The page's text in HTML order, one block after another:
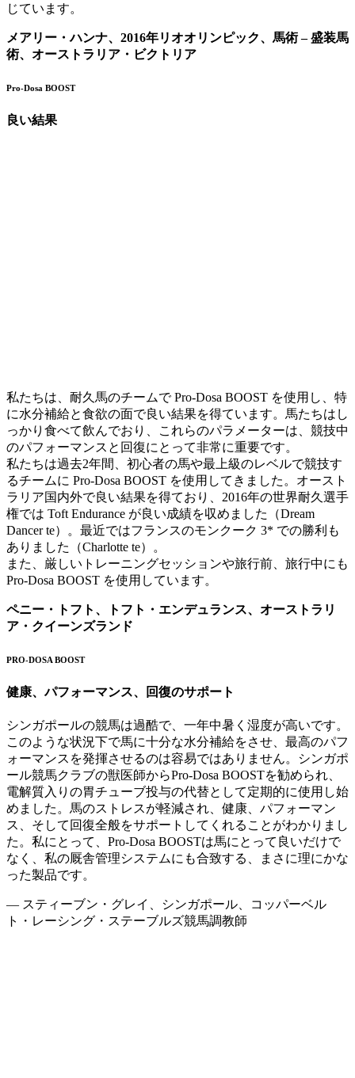
じています。
メアリー・ハンナ、2016年リオオリンピック、馬術 – 盛装馬
術、オーストラリア・ビクトリア
Pro-Dosa BOOST
良い結果
私たちは、耐久馬のチームで Pro-Dosa BOOST を使用し、特
に水分補給と食欲の面で良い結果を得ています。馬たちはし
っかり食べて飲んでおり、これらのパラメーターは、競技中
のパフォーマンスと回復にとって非常に重要です。
私たちは過去2年間、初心者の馬や最上級のレベルで競技す
るチームに Pro-Dosa BOOST を使用してきました。オースト
ラリア国内外で良い結果を得ており、2016年の世界耐久選手
権では Toft Endurance が良い成績を収めました（Dream
Dancer te）。最近ではフランスのモンクーク 3* での勝利も
ありました（Charlotte te）。
また、厳しいトレーニングセッションや旅行前、旅行中にも
Pro-Dosa BOOST を使用しています。
ペニー・トフト、トフト・エンデュランス、オーストラリ
ア・クイーンズランド
PRO-DOSA BOOST
健康、パフォーマンス、回復のサポート
シンガポールの競馬は過酷で、一年中暑く湿度が高いです。
このような状況下で馬に十分な水分補給をさせ、最高のパフ
ォーマンスを発揮させるのは容易ではありません。シンガポ
ール競馬クラブの獣医師からPro-Dosa BOOSTを勧められ、
電解質入りの胃チューブ投与の代替として定期的に使用し始
めました。馬のストレスが軽減され、健康、パフォーマン
ス、そして回復全般をサポートしてくれることがわかりまし
た。私にとって、Pro-Dosa BOOSTは馬にとって良いだけで
なく、私の厩舎管理システムにも合致する、まさに理にかな
った製品です。
— スティーブン・グレイ、シンガポール、コッパーベル
ト・レーシング・ステーブルズ競馬調教師